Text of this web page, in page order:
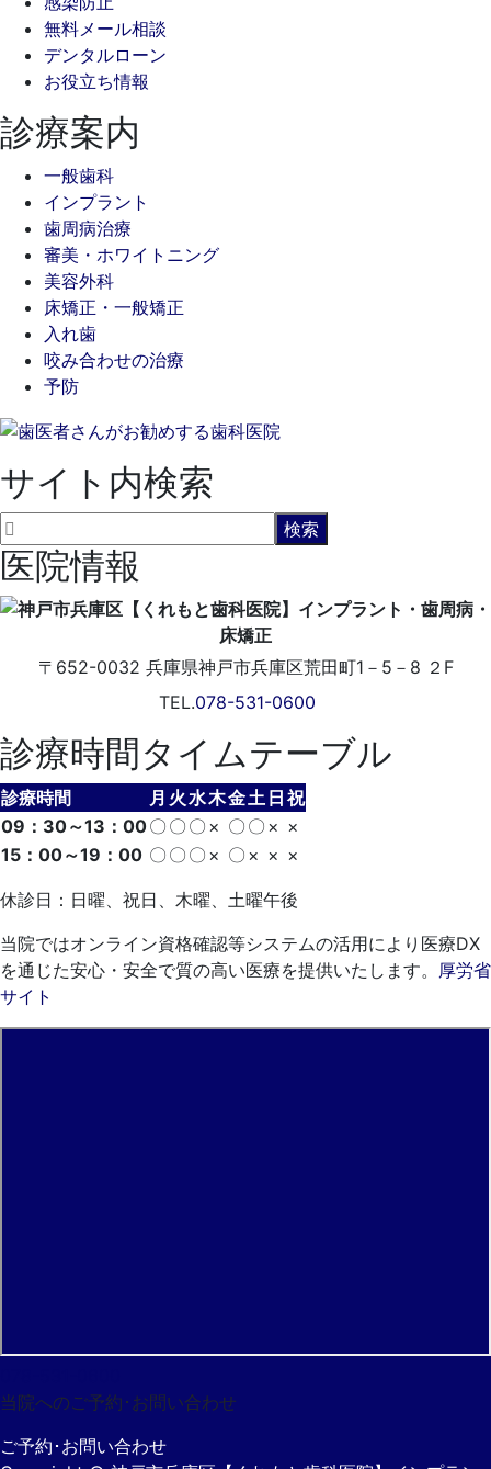
送
り
無料メール相談
デンタルローン
お役立ち情報
診療案内
一般歯科
インプラント
歯周病治療
審美・ホワイトニング
美容外科
床矯正・一般矯正
入れ歯
咬み合わせの治療
予防
サイト内検索
医院情報
〒652-0032 兵庫県神戸市兵庫区荒田町1－5－8 ２F
TEL.078-531-0600
診療時間タイムテーブル
診療時間 月 火水木金土 日 祝
09：30～13：00〇 〇 〇 × 〇 〇 × ×
15：00～19：00 〇 〇 〇 × 〇 × × ×
休診日：日曜、祝日、木曜、土曜午後
当院ではオンライン資格確認等システムの活用により医療DX
を通じた安心・安全で質の高い医療を提供いたします。 厚労省
サイト
当院へのご予約･ お問い合わせ
ご予約･お問い合わせ